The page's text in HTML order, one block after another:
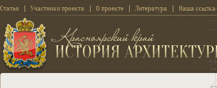
Статьи Участники проекта О проекте Литература Наша ссылка